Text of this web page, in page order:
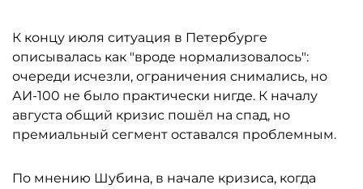
К концу июля ситуация в Петербурге
описывалась как "вроде нормализовалось":
очереди исчезли, ограничения снимались, но
АИ-100 не было практически нигде. К началу
августа общий кризис пошёл на спад, но
премиальный сегмент оставался проблемным.
По мнению Шубина, в начале кризиса, когда